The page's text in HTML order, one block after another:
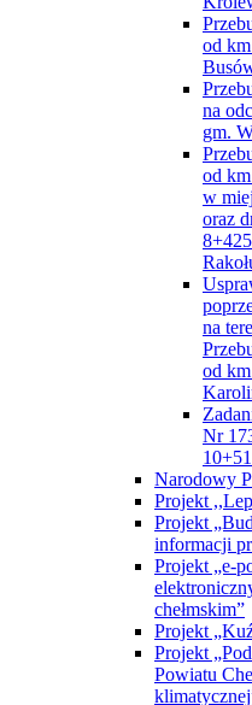
od
na
gm.
od
w
oraz
na
od
Nr
Narodowy
Projekt
Projekt
informacji
Projekt „e-
chełmskim”
Projekt
Projekt
Powiatu